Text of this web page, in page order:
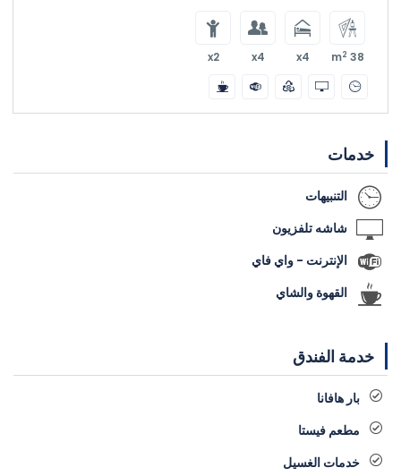
38 m
2
x4
x4
x2
خدمات
التنبيهات
شاشه تلفزيون
الإنترنت - واي فاي
القهوة والشاي
خدمة الفندق
بار هافانا
مطعم فيستا
خدمات الغسيل